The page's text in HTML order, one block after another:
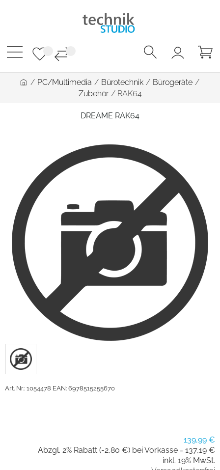
/ PC/Multimedia / Bürotechnik / Bürogeräte /
Zubehör / RAK64
DREAME RAK64
Art. Nr.: 1054478 EAN: 6978515255670
139,99 €
Abzgl. 2% Rabatt (-2,80 €) bei Vorkasse = 137,19 €
inkl. 19% MwSt.